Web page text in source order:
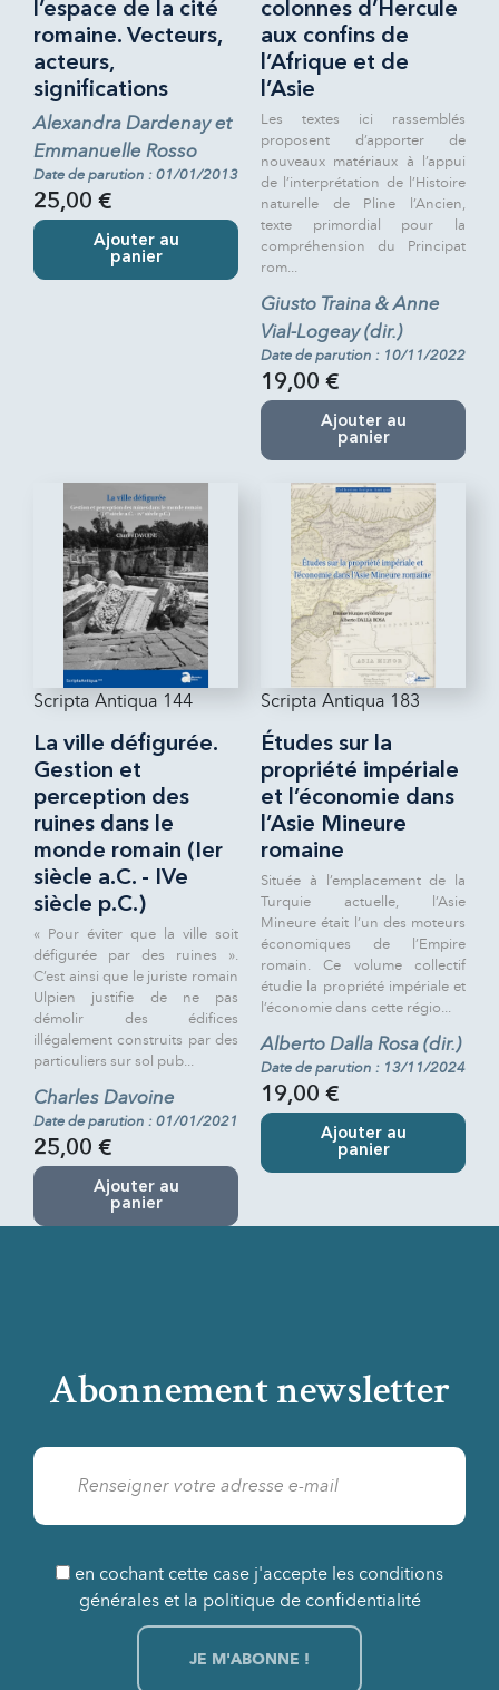
l’espace de la cité
romaine. Vecteurs,
acteurs,
significations
Alexandra Dardenay et
Emmanuelle Rosso
Date de parution : 01/01/2013
25,00 €
Ajouter au
panier
colonnes d’Hercule
aux confins de
l’Afrique et de
l’Asie
Les textes ici rassemblés
proposent d’apporter de
nouveaux matériaux à l’appui
de l’interprétation de l’Histoire
naturelle de Pline l’Ancien,
texte primordial pour la
compréhension du Principat
rom...
Giusto Traina & Anne
Vial-Logeay (dir.)
Date de parution : 10/11/2022
19,00 €
Ajouter au
panier
Scripta Antiqua 144
La ville défigurée.
Gestion et
perception des
ruines dans le
monde romain (Ier
siècle a.C. - IVe
siècle p.C.)
« Pour éviter que la ville soit
défigurée par des ruines ».
C’est ainsi que le juriste romain
Ulpien justifie de ne pas
démolir des édifices
illégalement construits par des
particuliers sur sol pub...
Charles Davoine
Date de parution : 01/01/2021
25,00 €
Ajouter au
panier
Scripta Antiqua 183
Études sur la
propriété impériale
et l’économie dans
l’Asie Mineure
romaine
Située à l’emplacement de la
Turquie actuelle, l’Asie
Mineure était l’un des moteurs
économiques de l’Empire
romain. Ce volume collectif
étudie la propriété impériale et
l’économie dans cette régio...
Alberto Dalla Rosa (dir.)
Date de parution : 13/11/2024
19,00 €
Ajouter au
panier
Abonnement newsletter
en cochant cette case j'accepte les conditions
générales et la politique de confidentialité